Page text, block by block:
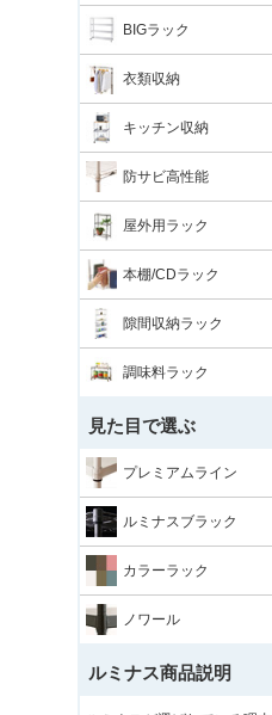
BIGラック
衣類収納
キッチン収納
防サビ高性能
屋外用ラック
本棚/CDラック
隙間収納ラック
調味料ラック
見た目で選ぶ
プレミアムライン
ルミナスブラック
カラーラック
ノワール
ルミナス商品説明